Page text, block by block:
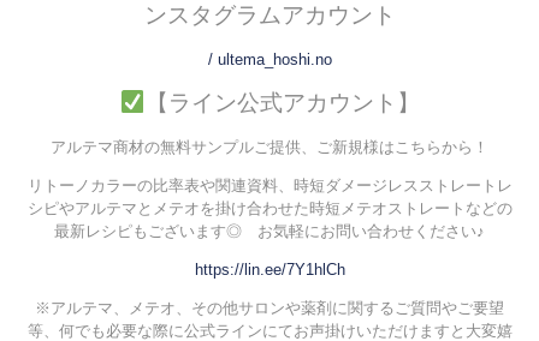
ンスタグラムアカウント
/ ultema_hoshi.no
【ライン公式アカウント】
アルテマ商材の無料サンプルご提供、ご新規様はこちらから！
リトーノカラーの比率表や関連資料、時短ダメージレスストレートレ
シピやアルテマとメテオを掛け合わせた時短メテオストレートなどの
最新レシピもございます◎ お気軽にお問い合わせください♪
https://lin.ee/7Y1hlCh
※アルテマ、メテオ、その他サロンや薬剤に関するご質問やご要望
等、何でも必要な際に公式ラインにてお声掛けいただけますと大変嬉